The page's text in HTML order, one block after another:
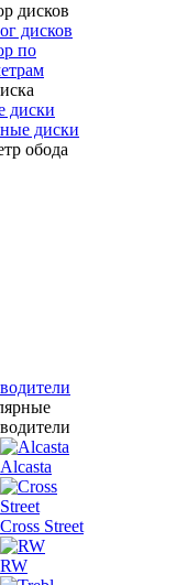
дисков
дисков
по
диски
диски
обода
Alcasta
Cross Street
RW